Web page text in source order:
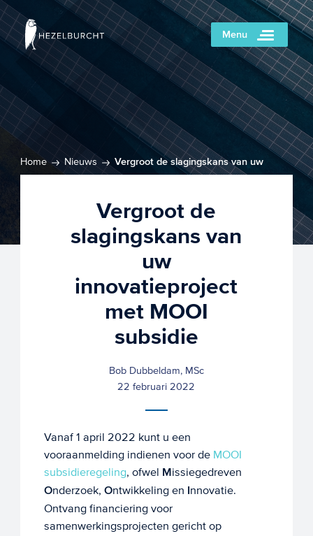
Menu
Home Nieuws
Vergroot de slagingskans van uw
Vergroot de
slagingskans van
uw
innovatieproject
met MOOI
subsidie
Bob Dubbeldam, MSc
22 februari 2022
Vanaf 1 april 2022 kunt u een
vooraanmelding indienen voor de MOOI
subsidieregeling, ofwel Missiegedreven
Onderzoek, Ontwikkeling en Innovatie.
Ontvang financiering voor
samenwerkingsprojecten gericht op